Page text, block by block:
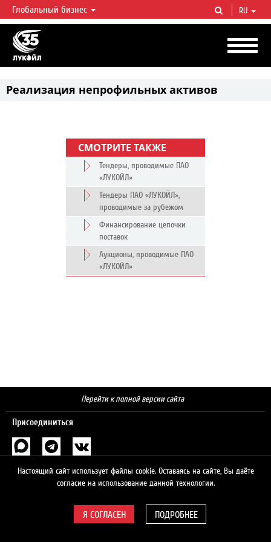
ЛУКОЙЛ СЕГОДНЯ
ЛУКОЙЛ — одна из крупнейших вертикально интегрированных
нефтегазовых компаний в мире, на долю которой приходится более 2%
мировой добычи нефти и около 1% доказанных запасов углеводородов.
Глобальный бизнес RU
Реализация непрофильных активов
СМОТРИТЕ ТАКЖЕ
Тендеры, проводимые ПАО
«ЛУКОЙЛ»
Тендеры ПАО «ЛУКОЙЛ»,
проводимые за рубежом
Финансирование цепочки
поставок
Аукционы, проводимые ПАО
«ЛУКОЙЛ»
Перейти к полной версии сайта
Присоединиться
Поиск
Настоящий сайт использует файлы cookie. Оставаясь на сайте, Вы даёте
согласие на использование данной технологии.
ПОДРОБНЕЕ